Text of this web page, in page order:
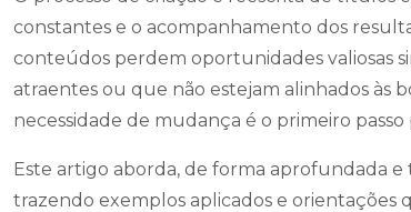
constantes e o acompanhamento dos
conteúdos perdem oportunidades valiosas
atraentes ou que não estejam alinhados às
necessidade de mudança é o primeiro
Este artigo aborda, de forma aprofundada e
trazendo exemplos aplicados e orientações